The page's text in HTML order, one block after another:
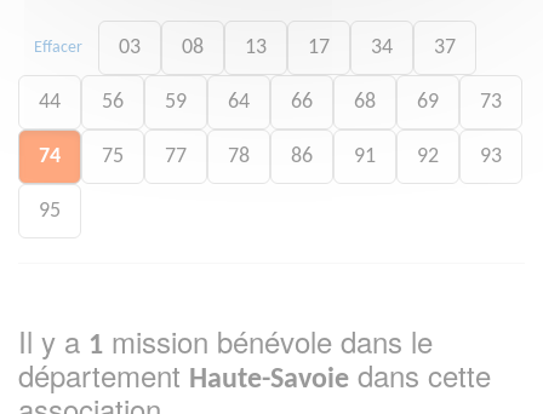
Effacer 03 08 13 17 34 37
44 56 59 64 66 68 69 73
74 75 77 78 86 91 92 93
95
Il y a 1 mission bénévole dans le
département Haute-Savoie dans cette